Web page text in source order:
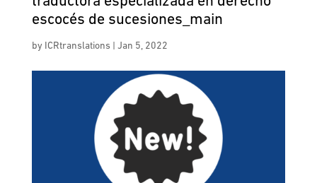
escocés de sucesiones_main
by ICRtranslations Jan 5, 2022